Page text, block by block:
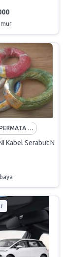
TAMITA PERMATA SUKSES
Kabel Serabut